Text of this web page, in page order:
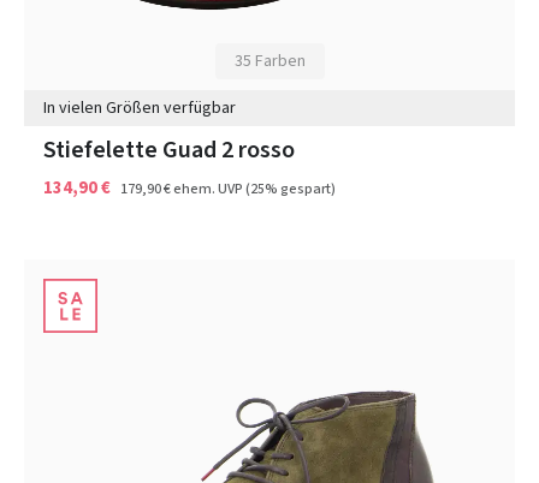
35 Farben
In vielen Größen verfügbar
Stiefelette Guad 2 rosso
134,90 € 179,90 €ehem. UVP(25% gespart)